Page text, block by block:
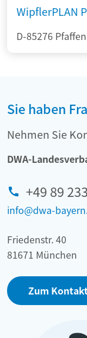
WipflerPLAN
D-85276
Sie haben
Nehmen Sie
DWA-
+49 89
info@dwa-
Friedenstr. 40
81671 München
Zum